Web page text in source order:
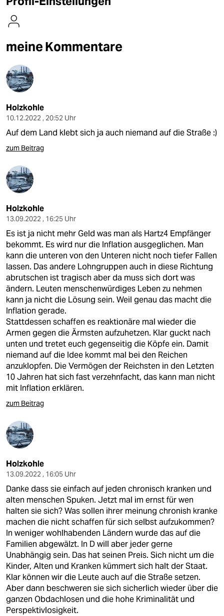
nord
wahrheit
verlag
verlag
veranstaltungen
shop
fragen & hilfe
unterstützen
abo
genossenschaft
meine Kommentare
Holzkohle
10.12.2022 , 20:52 Uhr
Auf dem Land klebt sich ja auch niemand auf die Straße :)
zum Beitrag
Holzkohle
13.09.2022 , 16:25 Uhr
Es ist ja nicht mehr Geld was man als Hartz4 Empfänger
bekommt. Es wird nur die Inflation ausgeglichen. Man
kann die unteren von den Unteren nicht noch tiefer Fallen
lassen. Das andere Lohngruppen auch in diese Richtung
abrutschen ist tragisch aber da muss sich dort was
ändern. Leuten menschenwürdiges Leben zu nehmen
kann ja nicht die Lösung sein. Weil genau das macht die
Inflation gerade.
Stattdessen schaffen es reaktionäre mal wieder die
Armen gegen die Ärmsten aufzuhetzen. Klar guckt nach
unten und tretet euch gegenseitig die Köpfe ein. Damit
niemand auf die Idee kommt mal bei den Reichen
anzuklopfen. Die Vermögen der Reichsten in den Letzten
10 Jahren hat sich fast verzehnfacht, das kann man nicht
mit Inflation erklären.
zum Beitrag
Holzkohle
13.09.2022 , 16:05 Uhr
Danke dass sie einfach auf jeden chronisch kranken und
alten menschen Spuken. Jetzt mal im ernst für wen
halten sie sich? Was sollen ihrer meinung chronish kranke
machen die nicht schaffen für sich selbst aufzukommen?
In weniger wohlhabenden Ländern wurde das auf die
Familien abgewälzt. In D will aber jeder gerne
Unabhängig sein. Das hat seinen Preis. Sich nicht um die
Kinder, Alten und Kranken kümmert sich halt der Staat.
Klar können wir die Leute auch auf die Straße setzen.
Aber dann beschweren sie sich sicherlich wieder über die
ganzen Obdachlosen und die hohe Kriminalität und
Perspektivlosigkeit.